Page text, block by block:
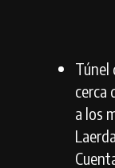
Túnel
cerca
a los